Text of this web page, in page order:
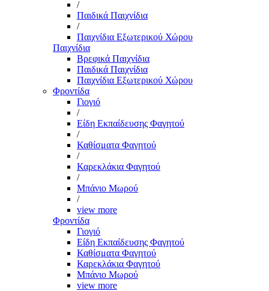
/
Παιδικά Παιχνίδια
/
Παιχνίδια Εξωτερικού Χώρου
Παιχνίδια
Βρεφικά Παιχνίδια
Παιδικά Παιχνίδια
Παιχνίδια Εξωτερικού Χώρου
Φροντίδα
Γιογιό
/
Είδη Εκπαίδευσης Φαγητού
/
Καθίσματα Φαγητού
/
Καρεκλάκια Φαγητού
/
Μπάνιο Μωρού
/
view more
Φροντίδα
Γιογιό
Είδη Εκπαίδευσης Φαγητού
Καθίσματα Φαγητού
Καρεκλάκια Φαγητού
Μπάνιο Μωρού
view more